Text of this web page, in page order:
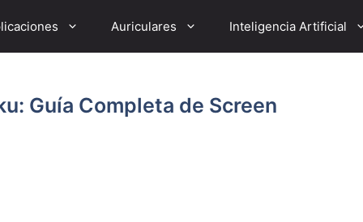
Auriculares Inteligencia Artificial
Guía Completa de Screen